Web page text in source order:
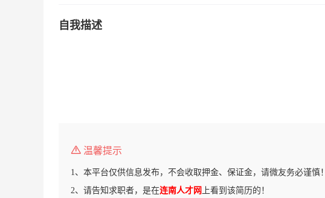
自我描述
温馨提示
1、本平台仅供信息发布，不会收取押金、保证金，请微友务必谨慎！
2、请告知求职者，是在连南人才网 上看到该简历的！